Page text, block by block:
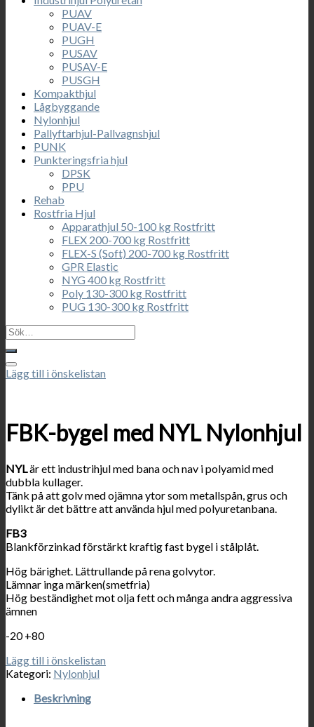
PUAV
PUAV-E
PUGH
PUSAV
PUSAV-E
PUSGH
Kompakthjul
Lågbyggande
Nylonhjul
Pallyftarhjul-Pallvagnshjul
PUNK
Punkteringsfria hjul
DPSK
PPU
Rehab
Rostfria Hjul
Apparathjul 50-100 kg Rostfritt
FLEX 200-700 kg Rostfritt
FLEX-S (Soft) 200-700 kg Rostfritt
GPR Elastic
NYG 400 kg Rostfritt
Poly 130-300 kg Rostfritt
PUG 130-300 kg Rostfritt
Sök
efter:
Lägg till i önskelistan
FBK-bygel med NYL Nylonhjul
NYLär ett industrihjul med bana och nav i polyamid med
dubbla kullager.
Tänk på att golv med ojämna ytor som metallspån, grus och
dylikt är det bättre att använda hjul med polyuretanbana.
FB3
Blankförzinkad förstärkt kraftig fast bygel i stålplåt.
Hög bärighet. Lättrullande på rena golvytor.
Lämnar inga märken(smetfria)
Hög beständighet mot olja fett och många andra aggressiva
ämnen
-20 +80
Lägg till i önskelistan
Kategori: Nylonhjul
Beskrivning